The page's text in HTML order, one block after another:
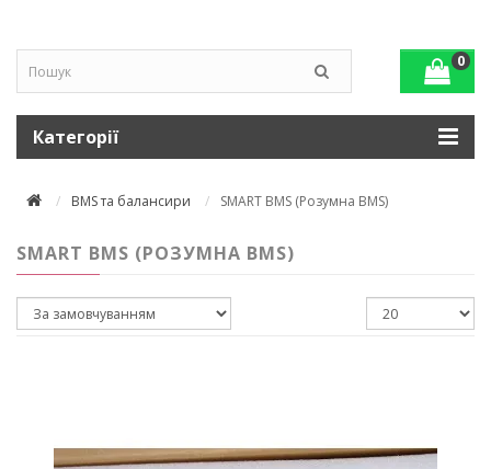
0
Категорії
BMS та балансири SMART BMS (Розумна BMS)
SMART BMS (РОЗУМНА BMS)